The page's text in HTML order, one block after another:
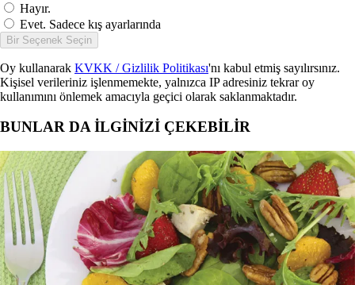
Hayır.
Evet. Sadece kış ayarlarında
Bir Seçenek Seçin
Oy kullanarak KVKK / Gizlilik Politikası'nı kabul etmiş sayılırsınız.
Kişisel verileriniz işlenmemekte, yalnızca IP adresiniz tekrar oy
kullanımını önlemek amacıyla geçici olarak saklanmaktadır.
BUNLAR DA İLGİNİZİ ÇEKEBİLİR